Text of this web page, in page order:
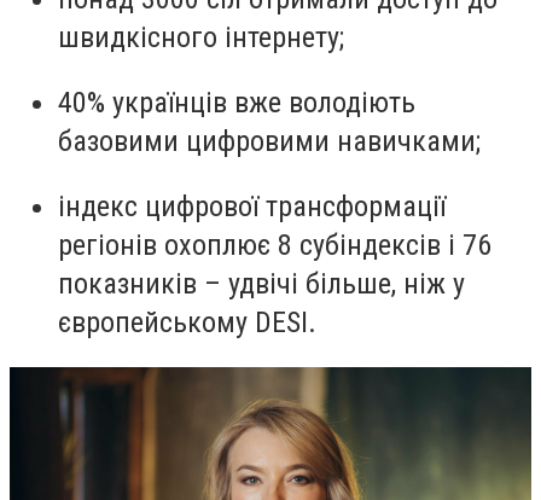
швидкісного інтернету;
40% українців вже володіють
базовими цифровими навичками;
індекс цифрової трансформації
регіонів охоплює 8 субіндексів і 76
показників – удвічі більше, ніж у
європейському DESI.